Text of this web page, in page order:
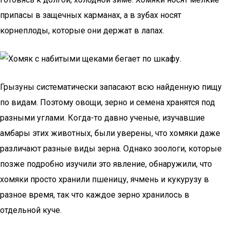
припасы в защечных карманах, а в зубах носят
корнеплоды, которые они держат в лапах.
Грызуны систематически запасают всю найденную пищу
по видам. Поэтому овощи, зерно и семена хранятся под
разными углами. Когда-то давно ученые, изучавшие
амбары этих животных, были уверены, что хомяки даже
различают разные виды зерна. Однако зоологи, которые
позже подробно изучили это явление, обнаружили, что
хомяки просто хранили пшеницу, ячмень и кукурузу в
разное время, так что каждое зерно хранилось в
отдельной куче.